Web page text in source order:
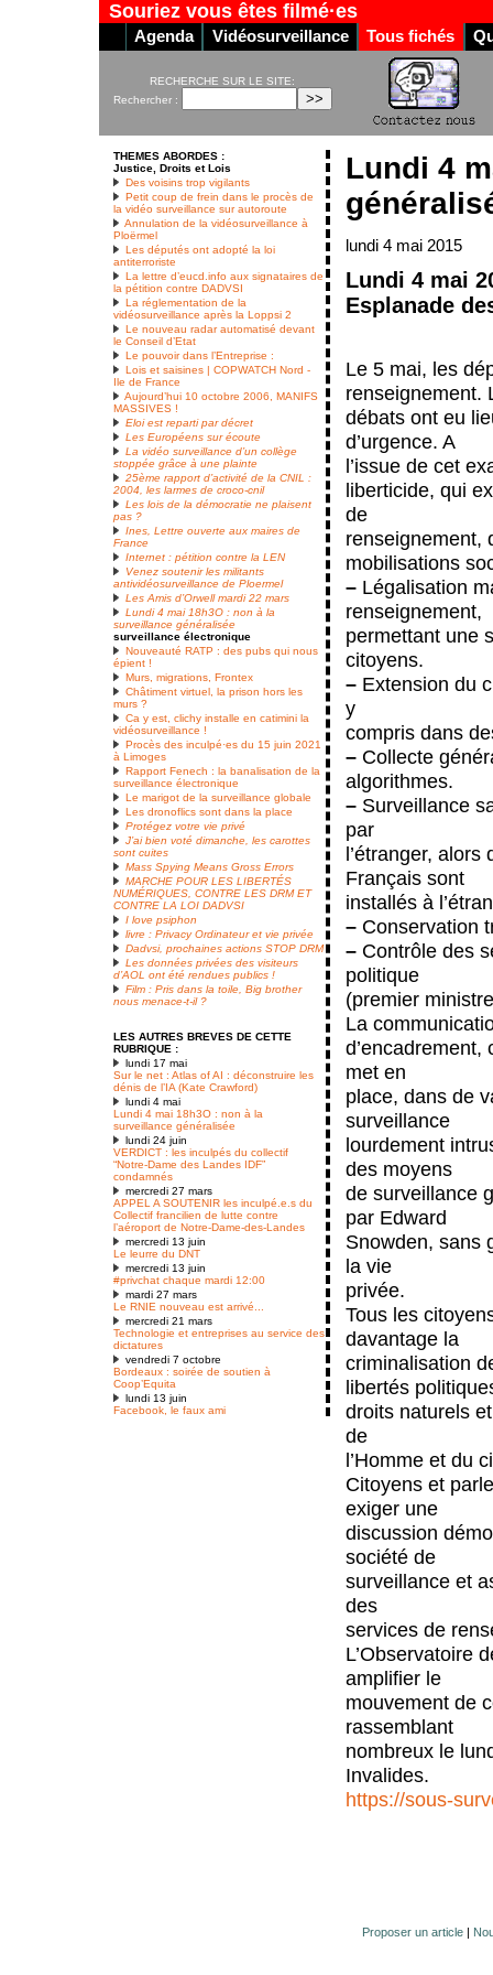
Souriez vous êtes filmé·es
Agenda Vidéosurveillance Tous fichés
RECHERCHE SUR LE SITE:
Rechercher :
THEMES ABORDES :
Justice, Droits et Lois
Des voisins trop vigilants
Petit coup de frein dans le procès de
la vidéo surveillance sur autoroute
Annulation de la vidéosurveillance à
Ploërmel
Les députés ont adopté la loi
antiterroriste
La lettre d’eucd.info aux signataires de
la pétition contre DADVSI
La réglementation de la
vidéosurveillance après la Loppsi 2
Le nouveau radar automatisé devant
le Conseil d’Etat
Le pouvoir dans l’Entreprise :
Lois et saisines | COPWATCH Nord -
Ile de France
Aujourd’hui 10 octobre 2006, MANIFS
MASSIVES !
Eloi est reparti par décret
Les Européens sur écoute
La vidéo surveillance d’un collège
stoppée grâce à une plainte
25ème rapport d’activité de la CNIL :
2004, les larmes de croco-cnil
Les lois de la démocratie ne plaisent
pas ?
Ines, Lettre ouverte aux maires de
France
Internet : pétition contre la LEN
Venez soutenir les militants
antividéosurveillance de Ploermel
Les Amis d’Orwell mardi 22 mars
Lundi 4 mai 18h3O : non à la
surveillance généralisée
surveillance électronique
Nouveauté RATP : des pubs qui nous
épient !
Murs, migrations, Frontex
Châtiment virtuel, la prison hors les
murs ?
Ca y est, clichy installe en catimini la
vidéosurveillance !
Procès des inculpé·es du 15 juin 2021
à Limoges
Rapport Fenech : la banalisation de la
surveillance électronique
Le marigot de la surveillance globale
Les dronoflics sont dans la place
Protégez votre vie privé
J’ai bien voté dimanche, les carottes
sont cuites
Mass Spying Means Gross Errors
MARCHE POUR LES LIBERTÉS
NUMÉRIQUES, CONTRE LES DRM ET
CONTRE LA LOI DADVSI
I love psiphon
livre : Privacy Ordinateur et vie privée
Dadvsi, prochaines actions STOP DRM
Les données privées des visiteurs
d’AOL ont été rendues publics !
Film : Pris dans la toile, Big brother
nous menace-t-il ?
LES AUTRES BREVES DE CETTE
RUBRIQUE :
lundi 17 mai
Sur le net : Atlas of AI : déconstruire les
dénis de l’IA (Kate Crawford)
lundi 4 mai
Lundi 4 mai 18h3O : non à la
surveillance généralisée
lundi 24 juin
VERDICT : les inculpés du collectif
“Notre-Dame des Landes IDF”
condamnés
mercredi 27 mars
APPEL A SOUTENIR les inculpé.e.s du
Collectif francilien de lutte contre
l’aéroport de Notre-Dame-des-Landes
mercredi 13 juin
Le leurre du DNT
mercredi 13 juin
#privchat chaque mardi 12:00
mardi 27 mars
Le RNIE nouveau est arrivé...
mercredi 21 mars
Technologie et entreprises au service des
dictatures
vendredi 7 octobre
Bordeaux : soirée de soutien à
Coop’Equita
lundi 13 juin
Facebook, le faux ami
Lundi 4
lundi 4 mai 2015
Lundi 4 mai
Esplanade
Le 5 mai, les
renseignement.
débats ont eu
d’urgence. A
l’issue de cet
liberticide, qui
de
renseignement,
mobilisations
– Légalisation
renseignement,
permettant une
citoyens.
– Extension du
y
compris dans
– Collecte
algorithmes.
– Surveillance
par
l’étranger,
Français sont
installés à
– Conservation
– Contrôle des
politique
(premier
La
met en
place, dans de
surveillance
lourdement
des moyens
de surveillance
par Edward
Snowden, sans
la vie
privée.
Tous les
davantage la
criminalisation
libertés
droits naturels
de
l’Homme et du
Citoyens et
exiger une
discussion
société de
surveillance et
des
services de
L’Observatoire
amplifier le
mouvement de
rassemblant
nombreux le
Invalides.
https://sous-
Proposer un article |